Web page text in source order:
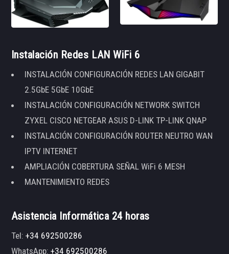
Instalación Redes LAN WiFi 6
INSTALACIÓN CONFIGURACIÓN REDES LAN GIGABIT
2.5GbE 5GbE 10GbE
INSTALACIÓN CONFIGURACIÓN NETWORK SWITCH
ZYXEL CISCO NETGEAR ASUS D-LINK TP-LINK QNAP
INSTALACIÓN CONFIGURACIÓN ROUTER NEUTRO WAN
IPTV INTERNET
AMPLIACIÓN COBERTURA SEÑAL WiFi 6 MESH
MANTENIMIENTO REDES
Asistencia Informática 24 horas
Tel:+34 692500286
WhatsApp:+34 692500286